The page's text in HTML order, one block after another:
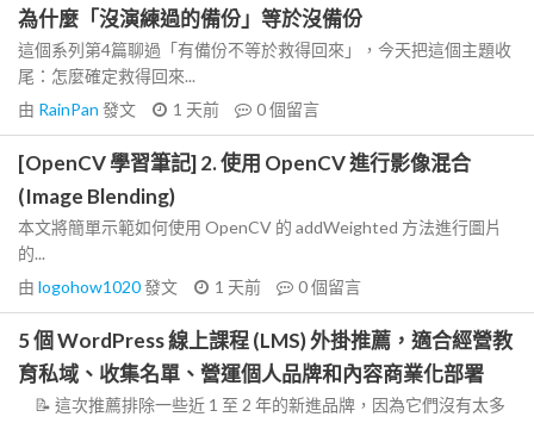
為什麼「沒演練過的備份」等於沒備份
這個系列第4篇聊過「有備份不等於救得回來」，今天把這個主題收
尾：怎麼確定救得回來...
由 RainPan 發文 1 天前 0個留言
[OpenCV 學習筆記] 2. 使用 OpenCV 進行影像混合
(Image Blending)
本文將簡單示範如何使用 OpenCV 的 addWeighted 方法進行圖片
的...
由 logohow1020發文 1 天前 0個留言
5 個 WordPress 線上課程 (LMS) 外掛推薦，適合經營教
育私域、收集名單、營運個人品牌和內容商業化部署
📝 這次推薦排除一些近 1 至 2 年的新進品牌，因為它們沒有太多